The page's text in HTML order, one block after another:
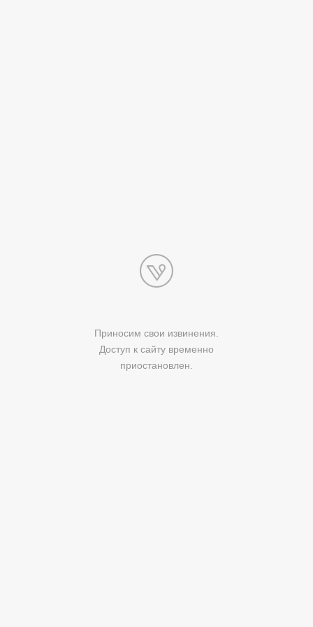
Приносим свои извинения.
Доступ к сайту временно
приостановлен.